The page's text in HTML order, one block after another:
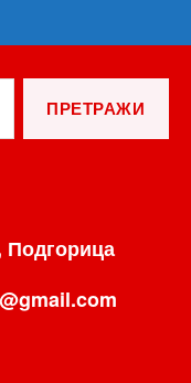
Подгорица